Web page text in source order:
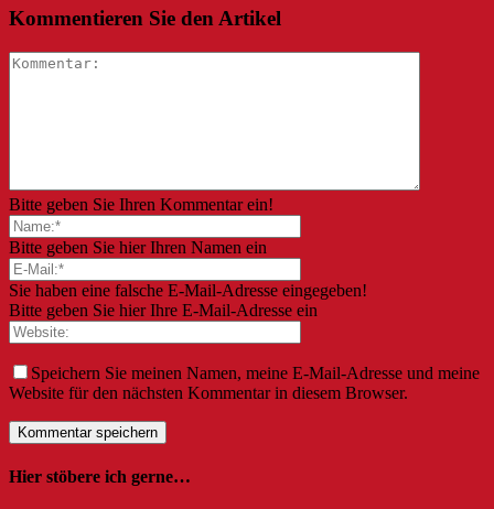
Kommentieren Sie den Artikel
Bitte geben Sie Ihren Kommentar ein!
Bitte geben Sie hier Ihren Namen ein
Sie haben eine falsche E-Mail-Adresse eingegeben!
Bitte geben Sie hier Ihre E-Mail-Adresse ein
Speichern Sie meinen Namen, meine E-Mail-Adresse und meine
Website für den nächsten Kommentar in diesem Browser.
Hier stöbere ich gerne…